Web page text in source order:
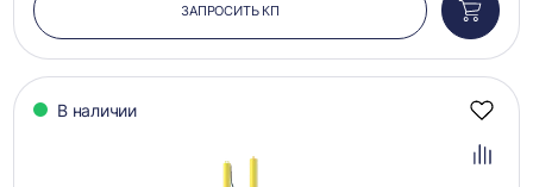
ЗАПРОСИТЬ КП
в
В наличии